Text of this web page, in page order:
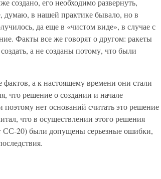
создано, его необходимо развернуть,
думаю, в нашей практике бывало, но в
да еще в «чистом виде», в случае с
Факты все же говорят о другом: ракеты
а не созданы потому, что были
а к настоящему времени они стали
что решение о создании и начале
нет оснований считать это решение
что в осуществлении этого решения
СС-20) были допущены серьезные ошибки,